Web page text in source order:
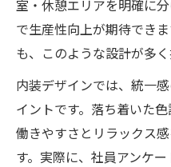
室・休憩エリアを明確に
で生産性向上が期待でき
も、このような設計が多く
内装デザインでは、統一
イントです。落ち着いた
働きやすさとリラックス
す。実際に、社員アンケ